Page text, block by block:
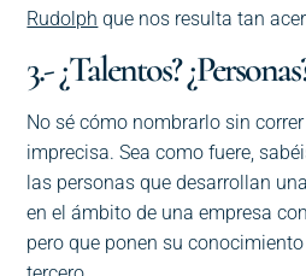
Rudolph que nos resulta tan
3.- ¿Talentos?
No sé cómo nombrarlo sin
imprecisa. Sea como fuere,
las personas que desarrollan
en el ámbito de una empresa
pero que ponen su